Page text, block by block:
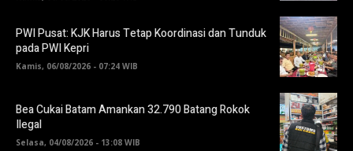
PWI Pusat: KJK Harus Tetap Koordinasi dan Tunduk
pada PWI Kepri
Kamis, 06/08/2026 - 07:24 WIB
Bea Cukai Batam Amankan 32.790 Batang Rokok
Ilegal
Selasa, 04/08/2026 - 13:08 WIB